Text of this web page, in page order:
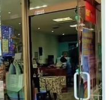
リー交換をさせて頂きまし
ス交換をさせて頂きました！
テリー交換をさせて頂きまし
電不良修理をさせて頂きまし